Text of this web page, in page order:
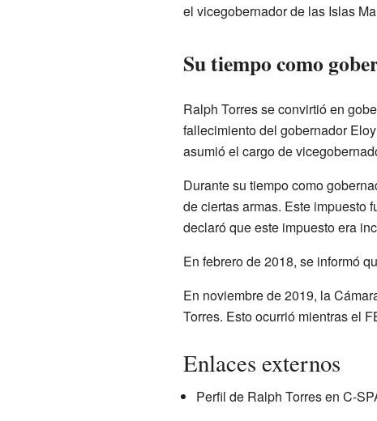
el vicegobernador de las Islas
Su tiempo como
Ralph Torres se convirtió en
fallecimiento del gobernador
asumió el cargo de
Durante su tiempo como
de ciertas armas. Este impuesto
declaró que este impuesto era
En febrero de 2018, se informó
En noviembre de 2019, la
Torres. Esto ocurrió mientras el
Enlaces externos
Perfil de Ralph Torres en C-